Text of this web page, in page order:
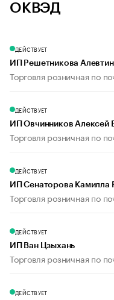
ОКВЭД
ДЕЙСТВУЕТ
ИП Решетникова
Торговля розничная по
ДЕЙСТВУЕТ
ИП Овчинников Алексей
Торговля розничная по
ДЕЙСТВУЕТ
ИП Сенаторова Камилла
Торговля розничная по
ДЕЙСТВУЕТ
ИП Ван Цзыхань
Торговля розничная по
ДЕЙСТВУЕТ